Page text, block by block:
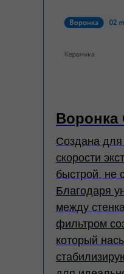
Воронка
Создана
скорости
быстрой, не
Благодаря
между
фильтром
который